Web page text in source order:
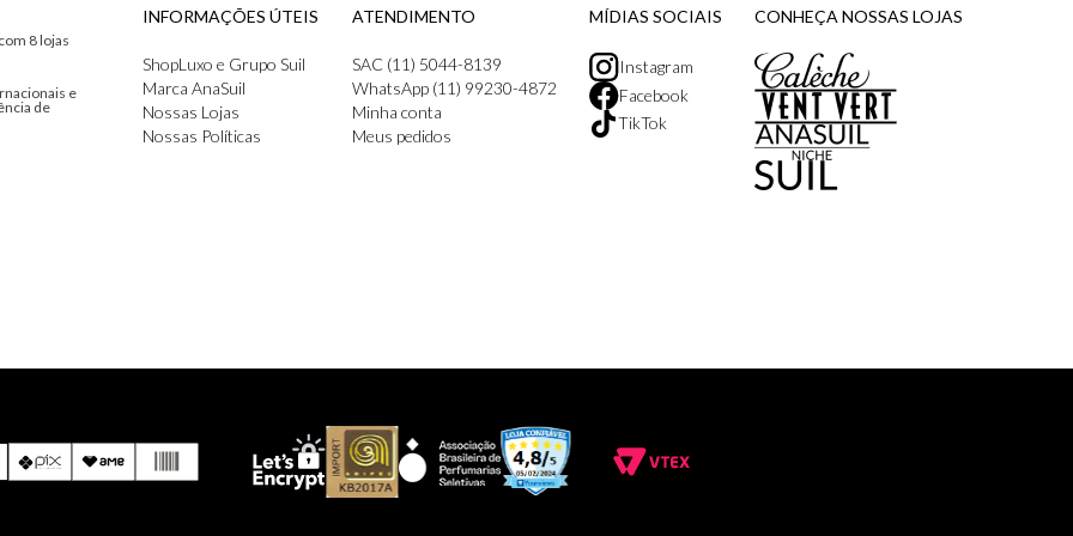
8 lojas
e
de
INFORMAÇÕES ÚTEIS
ShopLuxo e Grupo Suil
Marca AnaSuil
Nossas Lojas
Nossas Políticas
ATENDIMENTO
SAC (11) 5044-8139
WhatsApp (11) 99230-4872
Minha conta
Meus pedidos
MÍDIAS SOCIAIS
Instagram
Facebook
TikTok
CONHEÇA NOSSAS LOJAS